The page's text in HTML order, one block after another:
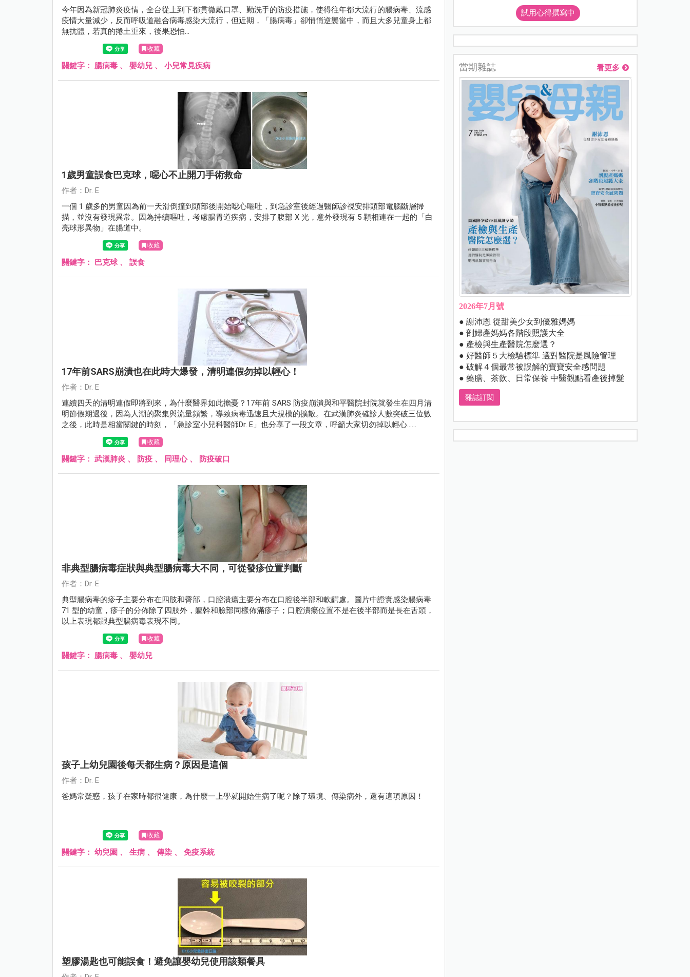
今年因為新冠肺炎疫情，全台從上到下都貫徹戴口罩、勤洗手的防疫措施，使得往年都大流行的腸病毒、流感
疫情大量減少，反而呼吸道融合病毒感染大流行，但近期，「腸病毒」卻悄悄逆襲當中，而且大多兒童身上都
無抗體，若真的捲土重來，後果恐怕...
收藏
關鍵字： 腸病毒 、 嬰幼兒 、 小兒常見疾病
1歲男童誤食巴克球，噁心不止開刀手術救命
作者：Dr. E
一個 1 歲多的男童因為前一天滑倒撞到頭部後開始噁心嘔吐，到急診室後經過醫師診視安排頭部電腦斷層掃
描，並沒有發現異常。因為持續嘔吐，考慮腸胃道疾病，安排了腹部 X 光，意外發現有 5 顆相連在一起的「白
亮球形異物」在腸道中。
收藏
關鍵字： 巴克球 、 誤食
17年前SARS崩潰也在此時大爆發，清明連假勿掉以輕心！
作者：Dr. E
連續四天的清明連假即將到來，為什麼醫界如此擔憂？17年前 SARS 防疫崩潰與和平醫院封院就發生在四月清
明節假期過後，因為人潮的聚集與流量頻繁，導致病毒迅速且大規模的擴散。在武漢肺炎確診人數突破三位數
之後，此時是相當關鍵的時刻，「急診室小兒科醫師Dr. E」也分享了一段文章，呼籲大家切勿掉以輕心......
收藏
關鍵字： 武漢肺炎 、 防疫 、 同理心、 防疫破口
非典型腸病毒症狀與典型腸病毒大不同，可從發疹位置判斷
作者：Dr. E
典型腸病毒的疹子主要分布在四肢和臀部，口腔潰瘍主要分布在口腔後半部和軟齶處。圖片中證實感染腸病毒
71 型的幼童，疹子的分佈除了四肢外，軀幹和臉部同樣佈滿疹子；口腔潰瘍位置不是在後半部而是長在舌頭，
以上表現都跟典型腸病毒表現不同。
收藏
關鍵字： 腸病毒 、 嬰幼兒
孩子上幼兒園後每天都生病？原因是這個
作者：Dr. E
爸媽常疑惑，孩子在家時都很健康，為什麼一上學就開始生病了呢？除了環境、傳染病外，還有這項原因！
收藏
關鍵字： 幼兒園 、 生病 、 傳染 、 免疫系統
塑膠湯匙也可能誤食！避免讓嬰幼兒使用該類餐具
試用心得撰寫中
當期雜誌 看更多
2026年7月號
● 謝沛恩 從甜美少女到優雅媽媽
● 剖婦產媽媽各階段照護大全
● 產檢與生產醫院怎麼選？
● 好醫師５大檢驗標準 選對醫院是風險管理
● 破解４個最常被誤解的寶寶安全感問題
● 藥膳、茶飲、日常保養 中醫觀點看產後掉髮
雜誌訂閱